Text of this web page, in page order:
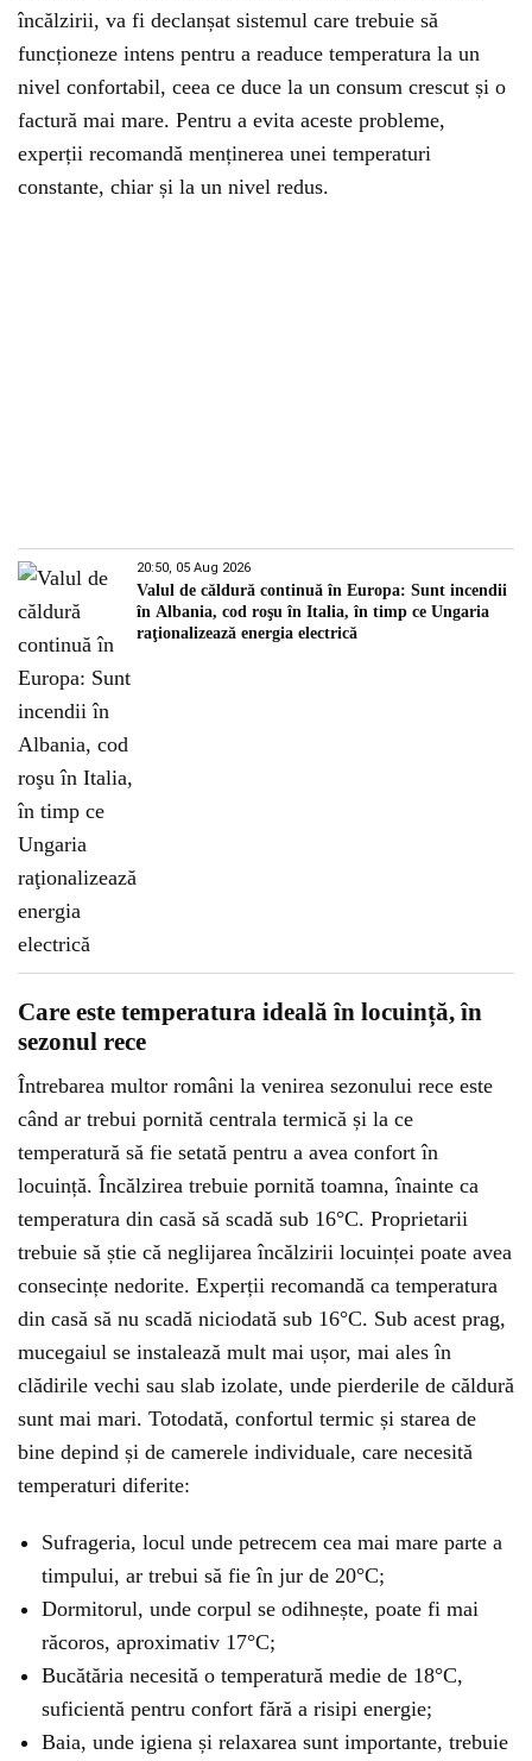
încălzirii, va fi declanșat sistemul care trebuie să
funcționeze intens pentru a readuce temperatura la un
nivel confortabil, ceea ce duce la un consum crescut și o
factură mai mare. Pentru a evita aceste probleme,
experții recomandă menținerea unei temperaturi
constante, chiar și la un nivel redus.
20:50, 05 Aug 2026
Valul de căldură continuă în Europa: Sunt incendii
în Albania, cod roşu în Italia, în timp ce Ungaria
raţionalizează energia electrică
Care este temperatura ideală în locuință, în
sezonul rece
Întrebarea multor români la venirea sezonului rece este
când ar trebui pornită centrala termică și la ce
temperatură să fie setată pentru a avea confort în
locuință. Încălzirea trebuie pornită toamna, înainte ca
temperatura din casă să scadă sub 16°C. Proprietarii
trebuie să știe că neglijarea încălzirii locuinței poate avea
consecințe nedorite. Experții recomandă ca temperatura
din casă să nu scadă niciodată sub 16°C. Sub acest prag,
mucegaiul se instalează mult mai ușor, mai ales în
clădirile vechi sau slab izolate, unde pierderile de căldură
sunt mai mari. Totodată, confortul termic și starea de
bine depind și de camerele individuale, care necesită
temperaturi diferite:
Sufrageria, locul unde petrecem cea mai mare parte a
timpului, ar trebui să fie în jur de 20°C;
Dormitorul, unde corpul se odihnește, poate fi mai
răcoros, aproximativ 17°C;
Bucătăria necesită o temperatură medie de 18°C,
suficientă pentru confort fără a risipi energie;
Baia, unde igiena și relaxarea sunt importante, trebuie